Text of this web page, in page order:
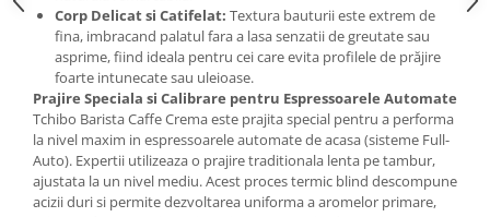
Corp Delicat si Catifelat: Textura bauturii este extrem de
fina, imbracand palatul fara a lasa senzatii de greutate sau
asprime, fiind ideala pentru cei care evita profilele de prăjire
foarte intunecate sau uleioase.
Prajire Speciala si Calibrare pentru Espressoarele Automate
Tchibo Barista Caffe Crema este prajita special pentru a performa
la nivel maxim in espressoarele automate de acasa (sisteme Full-
Auto). Expertii utilizeaza o prajire traditionala lenta pe tambur,
ajustata la un nivel mediu. Acest proces termic blind descompune
acizii duri si permite dezvoltarea uniforma a aromelor primare,